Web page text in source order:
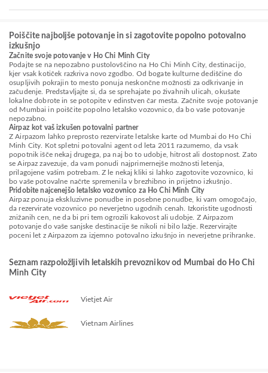
Poiščite najboljše potovanje in si zagotovite popolno potovalno
izkušnjo
Začnite svoje potovanje v Ho Chi Minh City
Podajte se na nepozabno pustolovščino na Ho Chi Minh City, destinacijo,
kjer vsak kotiček razkriva novo zgodbo. Od bogate kulturne dediščine do
osupljivih pokrajin to mesto ponuja neskončne možnosti za odkrivanje in
začudenje. Predstavljajte si, da se sprehajate po živahnih ulicah, okušate
lokalne dobrote in se potopite v edinstven čar mesta. Začnite svoje potovanje
od Mumbai in poiščite popolno letalsko vozovnico, da bo vaše potovanje
nepozabno.
Airpaz kot vaš izkušen potovalni partner
Z Airpazom lahko preprosto rezervirate letalske karte od Mumbai do Ho Chi
Minh City. Kot spletni potovalni agent od leta 2011 razumemo, da vsak
popotnik išče nekaj drugega, pa naj bo to udobje, hitrost ali dostopnost. Zato
se Airpaz zavezuje, da vam ponudi najprimernejše možnosti letenja,
prilagojene vašim potrebam. Z le nekaj kliki si lahko zagotovite vozovnico, ki
bo vaše potovalne načrte spremenila v brezhibno in prijetno izkušnjo.
Pridobite najcenejšo letalsko vozovnico za Ho Chi Minh City
Airpaz ponuja ekskluzivne ponudbe in posebne ponudbe, ki vam omogočajo,
da rezervirate vozovnico po neverjetno ugodnih cenah. Izkoristite ugodnosti
znižanih cen, ne da bi pri tem ogrozili kakovost ali udobje. Z Airpazom
potovanje do vaše sanjske destinacije še nikoli ni bilo lažje. Rezervirajte
poceni let z Airpazom za izjemno potovalno izkušnjo in neverjetne prihranke.
Seznam razpoložljivih letalskih prevoznikov od Mumbai do Ho Chi
Minh City
Vietjet Air
Vietnam Airlines